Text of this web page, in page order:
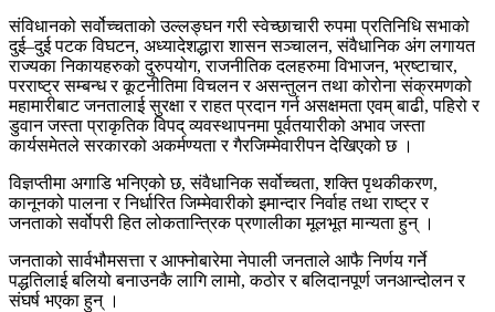
संविधानको सर्वोच्चताको उल्लङ्घन गरी स्वेच्छाचारी रुपमा प्रतिनिधि सभाको
दुई–दुई पटक विघटन, अध्यादेशद्धारा शासन सञ्चालन, संवैधानिक अंग लगायत
राज्यका निकायहरुको दुरुपयोग, राजनीतिक दलहरुमा विभाजन, भ्रष्टाचार,
परराष्ट्र सम्बन्ध र कूटनीतिमा विचलन र असन्तुलन तथा कोरोना संक्रमणको
महामारीबाट जनतालाई सुरक्षा र राहत प्रदान गर्न असक्षमता एवम् बाढी, पहिरो र
डुवान जस्ता प्राकृतिक विपद् व्यवस्थापनमा पूर्वतयारीको अभाव जस्ता
कार्यसमेतले सरकारको अकर्मण्यता र गैरजिम्मेवारीपन देखिएको छ ।
विज्ञप्तीमा अगाडि भनिएको छ, संवैधानिक सर्वोच्चता, शक्ति पृथकीकरण,
कानूनको पालना र निर्धारित जिम्मेवारीको इमान्दार निर्वाह तथा राष्ट्र र
जनताको सर्वोपरी हित लोकतान्त्रिक प्रणालीका मूलभूत मान्यता हुन् ।
जनताको सार्वभौमसत्ता र आफ्नोबारेमा नेपाली जनताले आफै निर्णय गर्ने
पद्धतिलाई बलियो बनाउनकै लागि लामो, कठोर र बलिदानपूर्ण जनआन्दोलन र
संघर्ष भएका हुन् ।